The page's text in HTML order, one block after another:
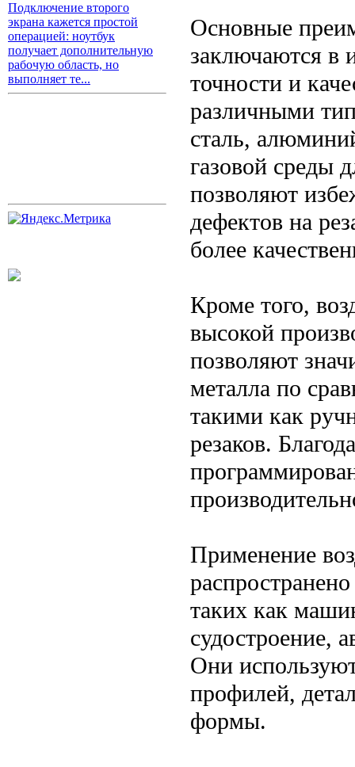
Подключение второго
экрана кажется простой
операцией: ноутбук
получает дополнительную
рабочую область, но
выполняет те...
Основные
заключаются в
точности и
различными
сталь,
газовой среды
позволяют
дефектов на
более
Кроме того,
высокой
позволяют
металла по
такими как
резаков.
Применение
таких как
судостроение,
Они
профилей,
формы.